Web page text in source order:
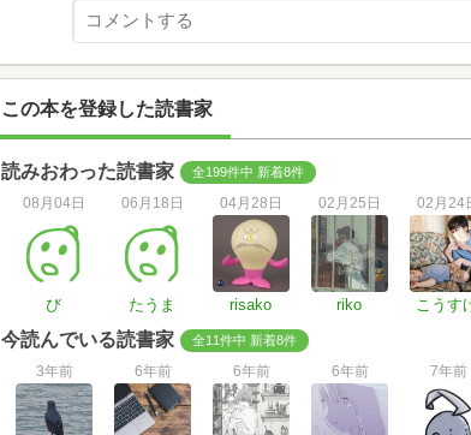
この本を登録した読書家
読みおわった読書家 全199件中 新着8件
08月04日
び
06月18日
たうま
04月28日
risako
02月25日
riko
02月24
こうす
今読んでいる読書家 全11件中 新着8件
3年前 6年前 6年前 6年前 7年前